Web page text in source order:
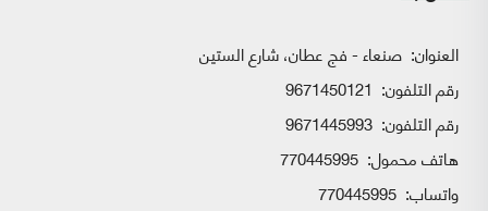
العنوان: صنعاء - فج عطان، شارع الستين
رقم التلفون: 9671450121
رقم التلفون: 9671445993
هاتف محمول: 770445995
واتساب: